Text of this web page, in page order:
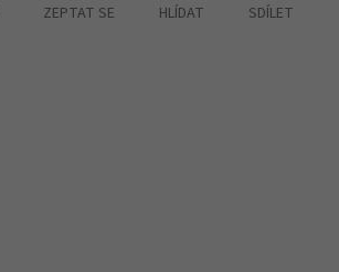
ZEPTAT SE HLÍDAT SDÍLET